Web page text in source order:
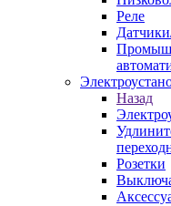
Реле
Назад
Розетки